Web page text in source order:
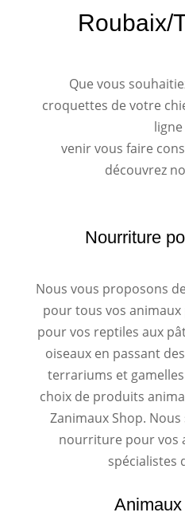
Roubaix/
Que vous
croquettes de votre
venir vous faire
découvrez
Nourriture
Nous vous proposons
pour tous vos
pour vos reptiles aux
oiseaux en passant
terrariums et
choix de produits
Zanimaux Shop.
nourriture pour vos
spécialistes